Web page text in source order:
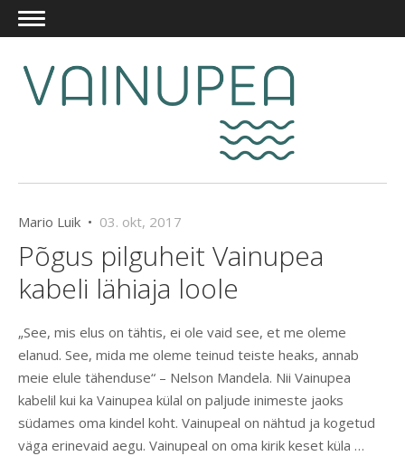
Mario Luik • 03. okt, 2017
Põgus pilguheit Vainupea
kabeli lähiaja loole
„See, mis elus on tähtis, ei ole vaid see, et me oleme
elanud. See, mida me oleme teinud teiste heaks, annab
meie elule tähenduse“ – Nelson Mandela. Nii Vainupea
kabelil kui ka Vainupea külal on paljude inimeste jaoks
südames oma kindel koht. Vainupeal on nähtud ja kogetud
väga erinevaid aegu. Vainupeal on oma kirik keset küla …